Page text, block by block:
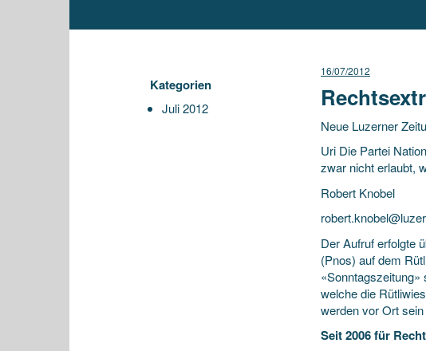
Kategorien
Juli 2012
16/07/2012
Neue Luzerner
Uri Die Partei
zwar nicht erlaubt,
Robert Knobel
Der Aufruf erfolgte
(Pnos) auf dem
welche die
werden vor Ort
Seit 2006 für